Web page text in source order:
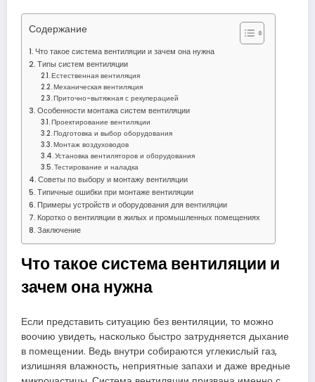
Содержание
Что такое система вентиляции и зачем она нужна
Типы систем вентиляции
Естественная вентиляция
Механическая вентиляция
Приточно-вытяжная с рекуперацией
Особенности монтажа систем вентиляции
Проектирование вентиляции
Подготовка и выбор оборудования
Монтаж воздуховодов
Установка вентиляторов и оборудования
Тестирование и наладка
Советы по выбору и монтажу вентиляции
Типичные ошибки при монтаже вентиляции
Примеры устройств и оборудования для вентиляции
Коротко о вентиляции в жилых и промышленных помещениях
Заключение
Что такое система вентиляции и
зачем она нужна
Если представить ситуацию без вентиляции, то можно
воочию увидеть, насколько быстро затрудняется дыхание
в помещении. Ведь внутри собираются углекислый газ,
излишняя влажность, неприятные запахи и даже вредные